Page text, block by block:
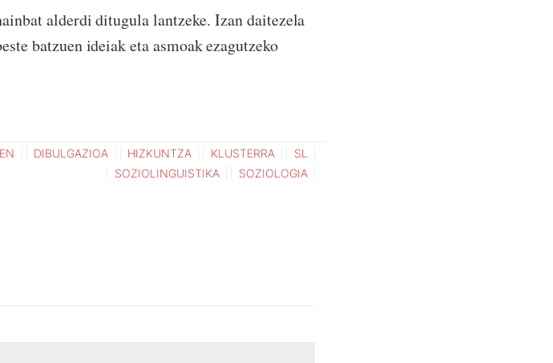
alderdi ditugula lantzeke. Izan daitezela
batzuen ideiak eta asmoak ezagutzeko
DIBULGAZIOA HIZKUNTZA KLUSTERRA
SL
SOZIOLINGUISTIKA
SOZIOLOGIA